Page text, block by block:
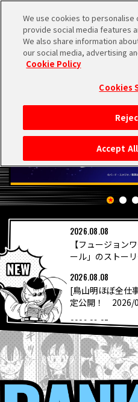
HOME
NEWS
RANKING
MOVIE
COLUMNS
ABOUT
LANGUAGE
JP
EN FR
PICKUP
2026.08.08
【フュージョン
ール」のストー
2026.08.08
[鳥山明ほぼ全仕
定公開！ 2026/
2026.08.07
「ニューヨーク
「DRAGON BALL
2026.08.06
“大きいサイズの
ール」シリーズ
We use cookies to personalise
provide social media features
We also share information
our social media, advertising
Cookie Policy
Cookies
Accept